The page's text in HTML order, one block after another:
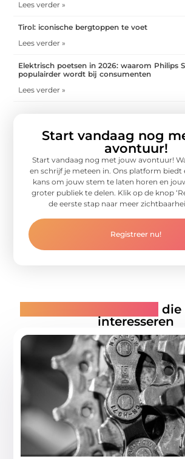
Lees verder »
Tirol: iconische bergtoppen te voet
Lees verder »
Elektrisch poetsen in 2026: waarom Philips
populairder wordt bij consumenten
Lees verder »
Start vandaag nog
avontuur!
Start vandaag nog met jouw avontuur!
en schrijf je meteen in. Ons platform biedt
kans om jouw stem te laten horen en
groter publiek te delen. Klik op de knop
de eerste stap naar meer
Registreer nu!
die
interesseren